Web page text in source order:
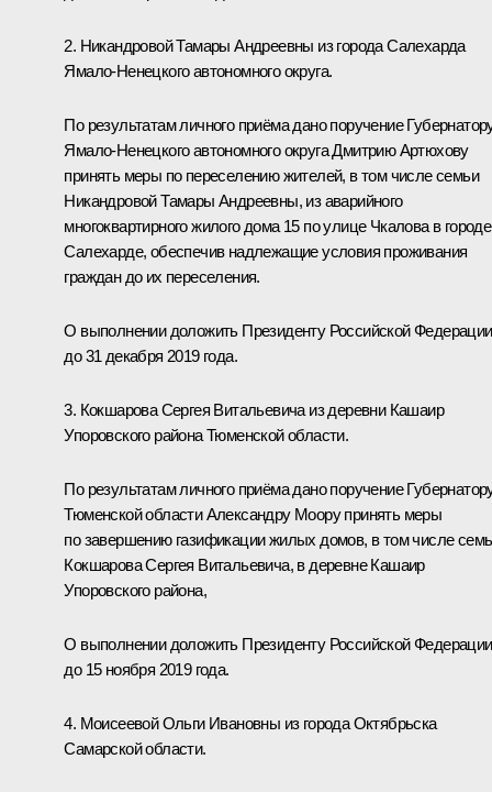
2. Никандровой Тамары Андреевны из города Салехарда
Ямало-Ненецкого автономного округа.
По результатам личного приёма дано поручение
Ямало-Ненецкого автономного округа Дмитрию Артюхову
принять меры по переселению жителей, в том числе семьи
Никандровой Тамары Андреевны, из аварийного
многоквартирного жилого дома 15 по улице Чкалова в городе
Салехарде, обеспечив надлежащие условия проживания
граждан до их переселения.
О выполнении доложить Президенту Российской Федерации
до 31 декабря 2019 года.
3. Кокшарова Сергея Витальевича из деревни Кашаир
Упоровского района Тюменской области.
По результатам личного приёма дано поручение
Тюменской области Александру Моору принять меры
по завершению газификации жилых домов, в том числе
Кокшарова Сергея Витальевича, в деревне Кашаир
Упоровского района,
О выполнении доложить Президенту Российской Федерации
до 15 ноября 2019 года.
4. Моисеевой Ольги Ивановны из города Октябрьска
Самарской области.